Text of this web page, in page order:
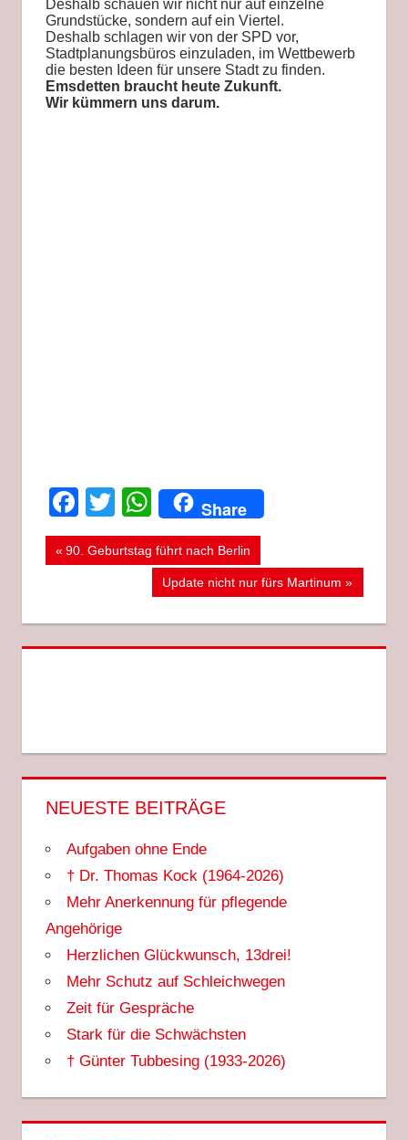
Deshalb schauen wir nicht nur auf einzelne
Grundstücke, sondern auf ein Viertel.
Deshalb schlagen wir von der SPD vor,
Stadtplanungsbüros einzuladen, im Wettbewerb
die besten Ideen für unsere Stadt zu finden.
Emsdetten braucht heute Zukunft.
Wir kümmern uns darum.
Facebook
Twitter
WhatsApp
Share
Beitragsnavigation
Vorheriger
90. Geburtstag führt nach Berlin
Nächster
Update nicht nur fürs Martinum
NEUESTE BEITRÄGE
Aufgaben ohne Ende
† Dr. Thomas Kock (1964-2026)
Mehr Anerkennung für pflegende
Angehörige
Herzlichen Glückwunsch, 13drei!
Mehr Schutz auf Schleichwegen
Zeit für Gespräche
Stark für die Schwächsten
† Günter Tubbesing (1933-2026)